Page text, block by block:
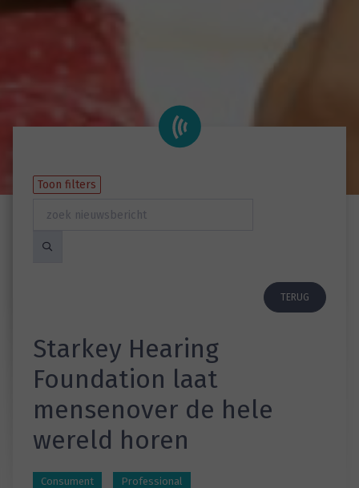
Toon filters
TERUG
Starkey Hearing
Foundation laat
mensenover de hele
wereld horen
Consument Professional